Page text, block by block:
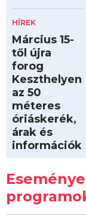
HÍREK
Március 15-
től újra
forog
Keszthelyen
az 50
méteres
óriáskerék,
árak és
információk
Kilóméterek
2026